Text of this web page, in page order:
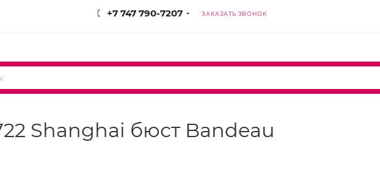
+7 747 790-7207 ЗАКАЗАТЬ ЗВОНОК
Shanghai бюст Bandeau